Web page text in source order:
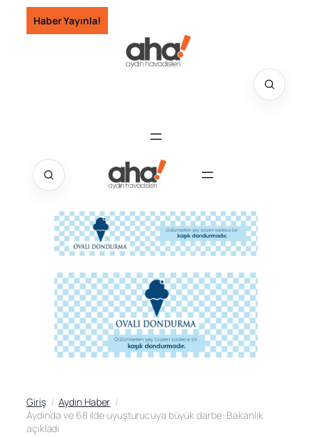
İçeriğe
geç
Haber Yayınla!
Giriş
Aydın Haber
Aydın’da ve 68 ilde uyuşturucuya büyük darbe: Bakanlık
açıkladı